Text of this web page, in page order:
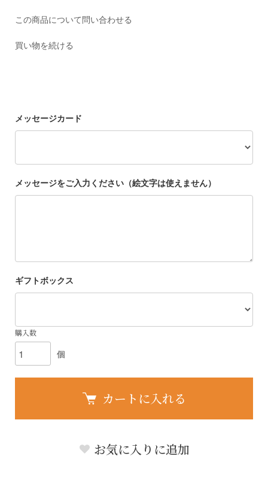
この商品について問い合わせる
買い物を続ける
メッセージカード
メッセージをご入力ください（絵文字は使えません）
ギフトボックス
購入数
個
カートに入れる
お気に入りに追加